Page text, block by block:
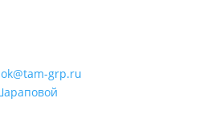
ok@tam-grp.ru